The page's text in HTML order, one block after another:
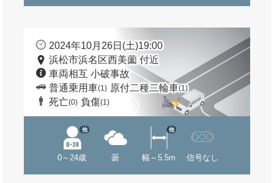
2024年10月26日(土)19:00
浜松市浜名区西美薗 付近
車両相互 小破事故
普通乗用車(1) 原付二種二輪車(1)
死亡(0) 負傷(1)
0～24歳
他
曇 幅～5.5m
他
信号なし